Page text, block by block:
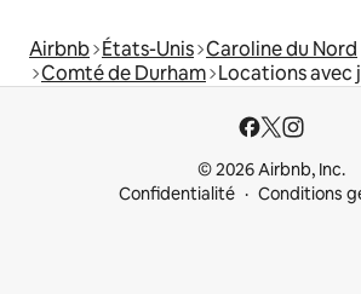
Airbnb États-Unis Caroline du Nord
Comté de Durham Locations avec
© 2026 Airbnb, Inc.
Confidentialité
Conditions